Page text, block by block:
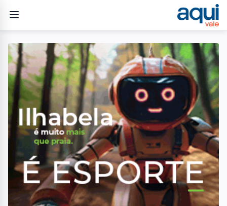
Home/Geral/
Jacareí 374 anos: Confira a programação musical do
aniversário da cidade
GERAL